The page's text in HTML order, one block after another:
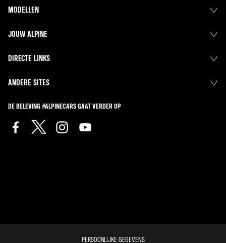
MODELLEN
JOUW ALPINE
DIRECTE LINKS
ANDERE SITES
DE BELEVING #ALPINECARS GAAT VERDER OP
PERSOONLIJKE GEGEVENS